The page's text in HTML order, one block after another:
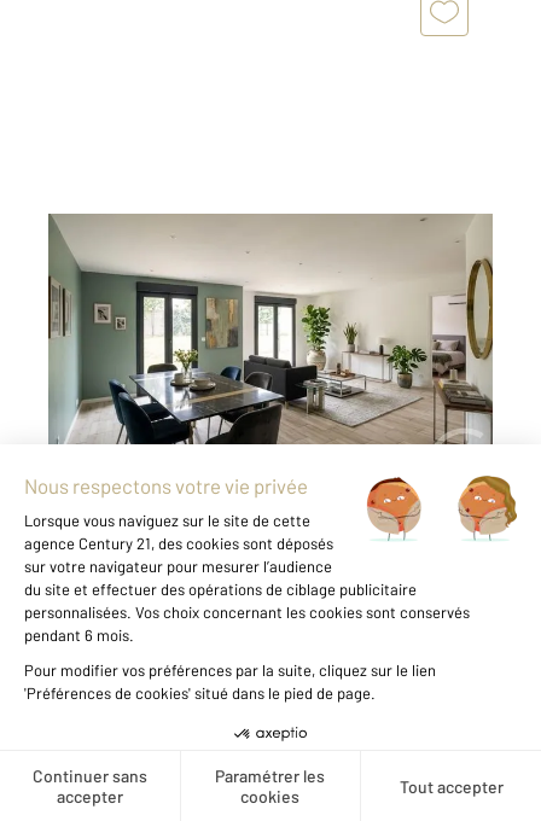
Créer une alerte
MAISONS LAFFITTE 78
128 m , 6 pièces
Ref : 18717
Appartement F5 à vendre
790 000 €
Centre ville de Maisons-Laffitte, à 10min de la
gare, appartement duplex de 130 m² environ
dans une résidence de 2023. Il se compose au
rez-de-chaussée d'une entrée, séjour double
avec accès au jardin de 40m² une cuisine
ouverte aménagée ...